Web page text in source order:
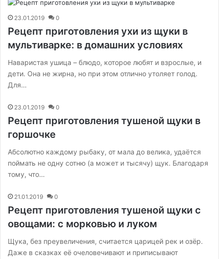
23.01.2019 0
Рецепт приготовления ухи из щуки в
мультиварке: в домашних условиях
Наваристая ушица – блюдо, которое любят и взрослые, и
дети. Она не жирна, но при этом отлично утоляет голод.
Для…
23.01.2019 0
Рецепт приготовления тушеной щуки в
горшочке
Абсолютно каждому рыбаку, от мала до велика, удаётся
поймать не одну сотню (а может и тысячу) щук. Благодаря
тому, что…
21.01.2019 0
Рецепт приготовления тушеной щуки с
овощами: с морковью и луком
Щука, без преувеличения, считается царицей рек и озёр.
Даже в сказках её очеловечивают и приписывают